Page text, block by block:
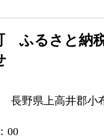
ふるさと納
長野県上高井郡小
00